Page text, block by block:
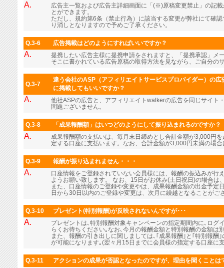
A.
広告主一覧および広告主詳細画面に「(※)原稿変更禁止」の記
とができます。
ただし、規約第6条（禁止行為）に該当する変更が弊社にて確
り消しとなりますので予めご了承ください。
Q.3-6 広告掲載はどのようにすればいいですか？
A.
提携したい広告主様に提携申請をされますと、「提携承認」メ
そこに書かれている広告原稿の取得方法を見ながら、ご自分の
Q.3-7
違う会社のASP（アフィリエイトサービスプロバイダー）の
に掲載してもいいですか？
A.
他社ASPの広告と、アフィリエイトwalkerの広告を同じサイト
問題ございません。
Q.3-8 「成果報酬額」はいつどのようにして振り込まれるのですか？
A.
成果報酬額の支払いは、毎月末日締めとし合計金額が3,000円
定する口座に支払います。なお、合計金額が3,000円未満の場
Q.3-9 報酬が振り込まれません・・・
A.
口座情報をご登録されていない会員様には、報酬の振込みが行
ようお願い致します。 なお、15日がお休み(土日祝日)の場合は
また、口座情報のご登録や変更やは、成果報酬金額の出金予定
日から30日以内のご登録や変更は、次月に繰越となることがご
Q.3-10 プレゼント(特別報酬)が反映されないんですが･･･
A.
プレゼントは､特別報酬対象キャンペーンの指定期間内に､ログ
らくお待ちください｡なお､今月の報酬金額と特別報酬の金額は
また、報酬の引き出しに関しましては､｢成果報酬｣と｢特別報酬
が可能になります｡(翌々月15日までに会員様の指定する口座に
Q.3-11 アクションの成果が否認となったのですが、理由を聞くことは